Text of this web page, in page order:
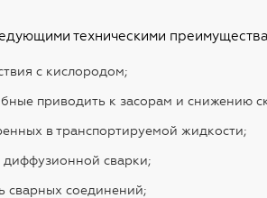
техническими
с кислородом;
приводить к засорам и снижению
в транспортируемой жидкости;
сварки;
сварных соединений;